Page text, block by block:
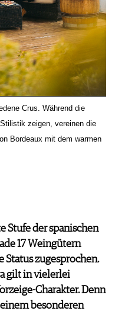
Crus. Während die
zeigen, vereinen die
Bordeaux mit dem warmen
Stufe der spanischen
17 Weingütern
Status zugesprochen.
gilt in vielerlei
Charakter. Denn
besonderen